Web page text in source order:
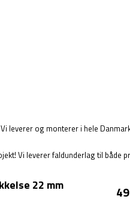
og monterer i hele
Vi leverer faldunderlag til både
22 mm